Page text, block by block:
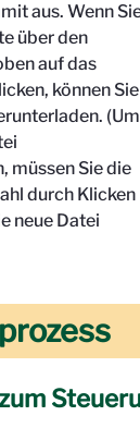
aus. Wenn
über den
auf das
können Sie
(Um
müssen Sie die
durch Klicken
neue Datei